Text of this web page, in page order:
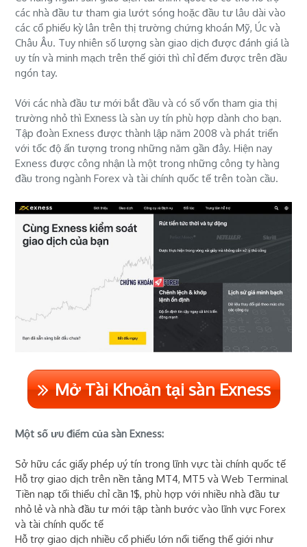
các nhà đầu tư tham gia lướt sóng hoặc đầu tư lâu dài vào
các cổ phiếu kỳ lân trên thị trường chứng khoán Mỹ, Úc và
Châu Âu. Tuy nhiên số lượng sàn giao dịch được đánh giá là
uy tín và minh mạch trên thế giới thì chỉ đếm được trên đầu
ngón tay.
Với các nhà đầu tư mới bắt đầu và có số vốn tham gia thị
trường nhỏ thì Exness là sàn uy tín phù hợp dành cho bạn.
Tập đoàn Exness được thành lập năm 2008 và phát triển
với tốc độ ấn tượng trong những năm gần đây. Hiện nay
Exness được công nhận là một trong những công ty hàng
đầu trong ngành Forex và tài chính quốc tế trên toàn cầu.
Mở Tài Khoản tại sàn Exness
Một số ưu điểm của sàn Exness:
Sở hữu các giấy phép uý tín trong lĩnh vực tài chính quốc tế
Hỗ trợ giao dịch trên nền tảng MT4, MT5 và Web Terminal
Tiền nạp tối thiểu chỉ cần 1$, phù hợp với nhiều nhà đầu tư
nhỏ lẻ và nhà đầu tư mới tập tành bước vào lĩnh vực Forex
và tài chính quốc tế
Hỗ trợ giao dịch nhiều cổ phiếu lớn nổi tiếng thế giới như